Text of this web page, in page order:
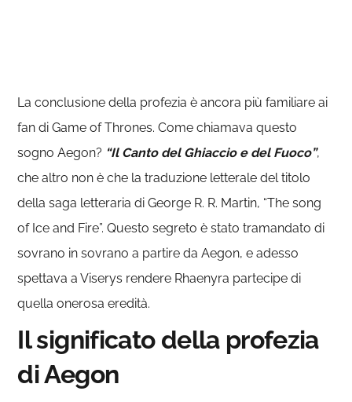
La conclusione della profezia è ancora più familiare ai
fan di Game of Thrones. Come chiamava questo
sogno Aegon? “Il Canto del Ghiaccio e del Fuoco”,
che altro non è che la traduzione letterale del titolo
della saga letteraria di George R. R. Martin, “The song
of Ice and Fire”. Questo segreto è stato tramandato di
sovrano in sovrano a partire da Aegon, e adesso
spettava a Viserys rendere Rhaenyra partecipe di
quella onerosa eredità.
Il significato della profezia
di Aegon